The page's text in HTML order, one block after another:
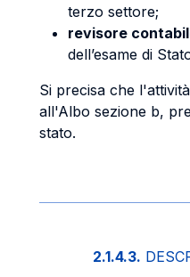
terzo settore;
revisore
dell’esame di
Si precisa che
all'Albo sezione b,
stato.
2.1.4.3.